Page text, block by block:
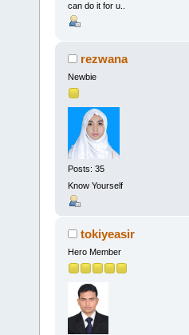
can do it for u..
rezwana
Newbie
Posts: 35
Know Yourself
tokiyeasir
Hero Member